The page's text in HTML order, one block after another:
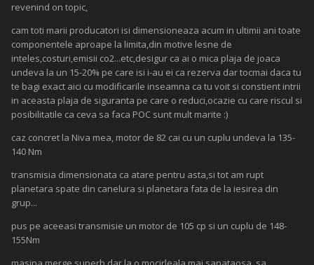
revenind on topic,
cam toti marii producatori isi dimensioneaza acum in ultimii ani toate
componentele aproape la limita,din motive lesne de
inteles,costuri,emisii co2...etc,desigur ca ai o mica plaja de joaca
undeva la un 15-20% pe care isi i-au ei ca rezerva dar tocmai daca tu
te bagi exact aici cu modificarile inseamna ca tu voit si constient intrii
in aceasta plaja de siguranta pe care o reduci,ocazie cu care riscul si
posibilitatile ca ceva sa faca POC sunt mult marite :)
caz concret la Niva mea, motor de 82 cai cu un cuplu undeva la 135-
140 Nm
transmisia dimensionata ca atare pentru asta,si tot am rupt
planetara spate din canelura si planetara fata de la iesirea din
grup...
pus pe aceeasi transmisie un motor de 105 cp si un cuplu de 148-
155Nm